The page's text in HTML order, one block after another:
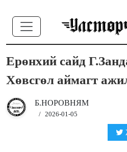
Ерөнхий сайд
Хөвсгөл аймагт
Б.НОРОВНЯМ
/ 2026-01-05